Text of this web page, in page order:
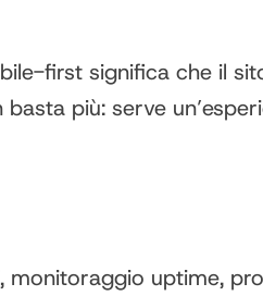
first significa che il
più: serve
uptime,